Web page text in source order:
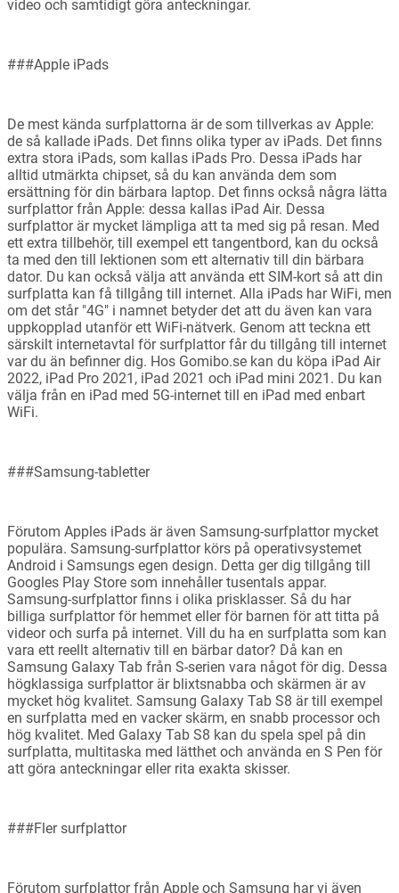
video och samtidigt göra anteckningar.
###Apple iPads
De mest kända surfplattorna är de som tillverkas av Apple:
de så kallade iPads. Det finns olika typer av iPads. Det finns
extra stora iPads, som kallas iPads Pro. Dessa iPads har
alltid utmärkta chipset, så du kan använda dem som
ersättning för din bärbara laptop. Det finns också några lätta
surfplattor från Apple: dessa kallas iPad Air. Dessa
surfplattor är mycket lämpliga att ta med sig på resan. Med
ett extra tillbehör, till exempel ett tangentbord, kan du också
ta med den till lektionen som ett alternativ till din bärbara
dator. Du kan också välja att använda ett SIM-kort så att din
surfplatta kan få tillgång till internet. Alla iPads har WiFi, men
om det står "4G" i namnet betyder det att du även kan vara
uppkopplad utanför ett WiFi-nätverk. Genom att teckna ett
särskilt internetavtal för surfplattor får du tillgång till internet
var du än befinner dig. Hos Gomibo.se kan du köpa iPad Air
2022, iPad Pro 2021, iPad 2021 och iPad mini 2021. Du kan
välja från en iPad med 5G-internet till en iPad med enbart
WiFi.
###Samsung-tabletter
Förutom Apples iPads är även Samsung-surfplattor mycket
populära. Samsung-surfplattor körs på operativsystemet
Android i Samsungs egen design. Detta ger dig tillgång till
Googles Play Store som innehåller tusentals appar.
Samsung-surfplattor finns i olika prisklasser. Så du har
billiga surfplattor för hemmet eller för barnen för att titta på
videor och surfa på internet. Vill du ha en surfplatta som kan
vara ett reellt alternativ till en bärbar dator? Då kan en
Samsung Galaxy Tab från S-serien vara något för dig. Dessa
högklassiga surfplattor är blixtsnabba och skärmen är av
mycket hög kvalitet. Samsung Galaxy Tab S8 är till exempel
en surfplatta med en vacker skärm, en snabb processor och
hög kvalitet. Med Galaxy Tab S8 kan du spela spel på din
surfplatta, multitaska med lätthet och använda en S Pen för
att göra anteckningar eller rita exakta skisser.
###Fler surfplattor
Förutom surfplattor från Apple och Samsung har vi även